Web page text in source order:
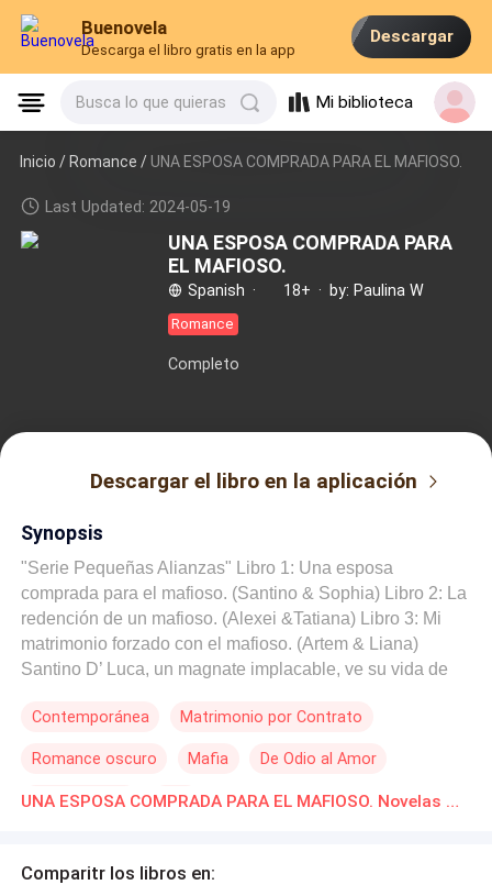
Buenovela
Descarga el libro gratis en la app
Descargar
Busca lo que quieras Mi biblioteca
Inicio /Romance / UNA ESPOSA COMPRADA PARA EL MAFIOSO.
Last Updated: 2024-05-19
UNA ESPOSA COMPRADA PARA
EL MAFIOSO.
Spanish · 18+ · by: Paulina W
Romance
Completo
Descargar el libro en la aplicación
Synopsis
"Serie Pequeñas Alianzas" Libro 1: Una esposa
comprada para el mafioso. (Santino & Sophia) Libro 2: La
redención de un mafioso. (Alexei &Tatiana) Libro 3: Mi
matrimonio forzado con el mafioso. (Artem & Liana)
Santino D’ Luca, un magnate implacable, ve su vida de
accidente que lo relega a una silla de ruedas. Este giro
al amor, convencido de que la felicidad es un lujo que ya
no puede permitirse. Sin embargo, el destino toma un giro
comprada. A regañadientes, Santino acepta esta nueva
Contemporánea Matrimonio por Contrato
Romance oscuro Mafia De Odio al Amor
Ritmo Rápido CEO UNA ESPOSA COMPRADA PARA EL MAFIOSO. Novelas Online Descarga gratuita de PDF
Comparitr los libros en: